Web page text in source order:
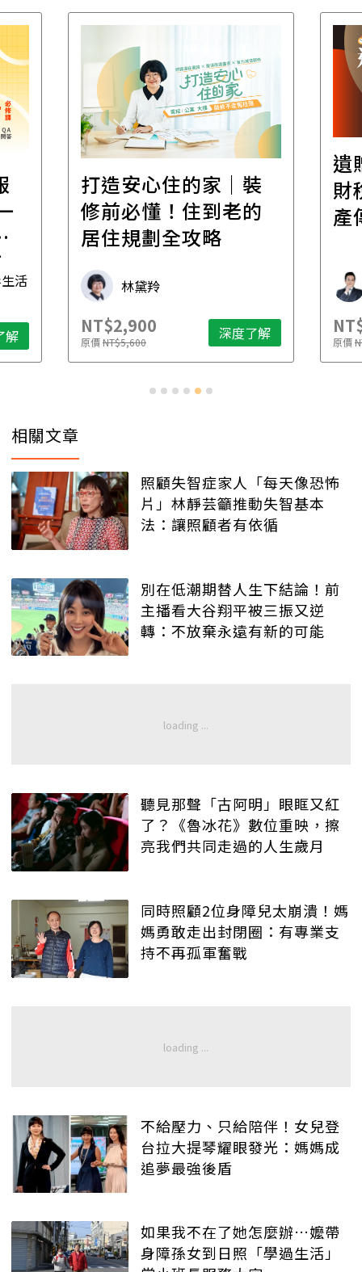
活
解
打造安心住的家｜裝
修前必懂！住到老的
居住規劃全攻略
林黛羚
NT$2,900
原價NT$5,600 深度了解
遺
財
產
原價
相關文章
照顧失智症家人「每天像恐怖
片」林靜芸籲推動失智基本
法：讓照顧者有依循
別在低潮期替人生下結論！前
主播看大谷翔平被三振又逆
轉：不放棄永遠有新的可能
聽見那聲「古阿明」眼眶又紅
了？《魯冰花》數位重映，擦
亮我們共同走過的人生歲月
同時照顧2位身障兒太崩潰！媽
媽勇敢走出封閉圈：有專業支
持不再孤軍奮戰
不給壓力、只給陪伴！女兒登
台拉大提琴耀眼發光：媽媽成
追夢最強後盾
如果我不在了她怎麼辦…嬤帶
身障孫女到日照「學過生活」